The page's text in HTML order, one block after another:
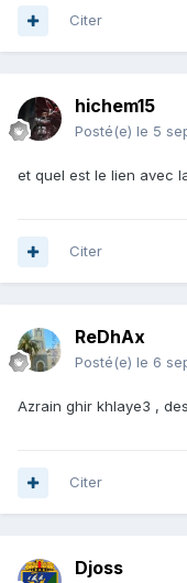
Citer
hichem15
Posté(e) le 5
et quel est le lien avec
Citer
ReDhAx
Posté(e) le 6
Azrain ghir khlaye3 ,
Citer
Djoss